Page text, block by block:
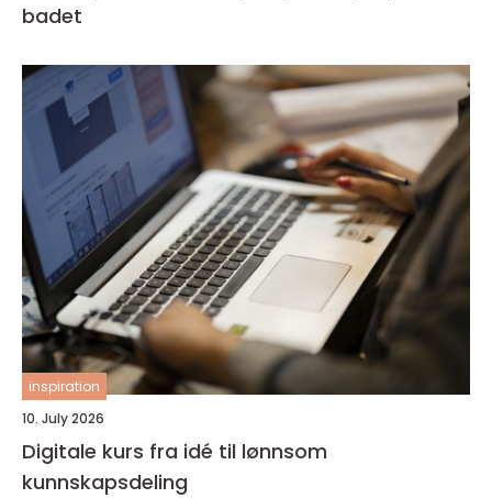
badet
inspiration
10. July 2026
Digitale kurs fra idé til lønnsom
kunnskapsdeling